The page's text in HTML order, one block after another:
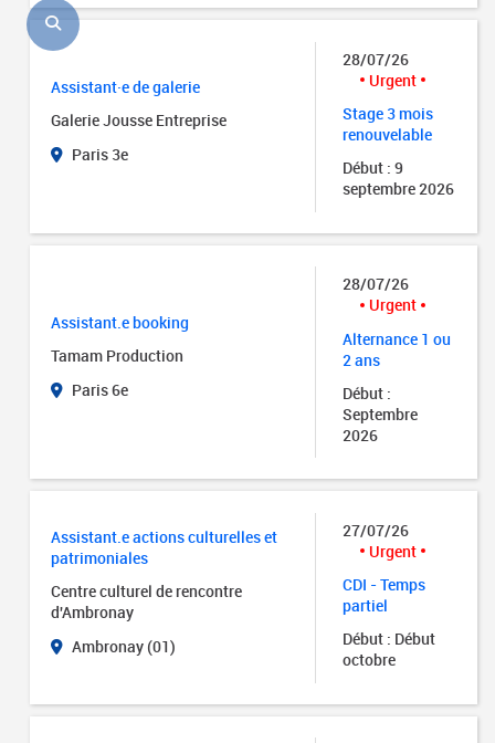
Assistant·e de galerie
Galerie Jousse Entreprise
Paris 3e
28/07/26
Urgent
Stage 3 mois
renouvelable
Début : 9
septembre 2026
Assistant.e booking
Tamam Production
Paris 6e
28/07/26
Urgent
Alternance 1 ou
2 ans
Début :
Septembre
2026
Assistant.e actions culturelles et
patrimoniales
Centre culturel de rencontre
d'Ambronay
Ambronay (01)
27/07/26
Urgent
CDI - Temps
partiel
Début : Début
octobre